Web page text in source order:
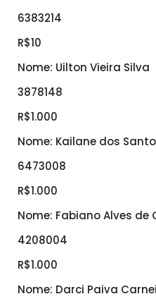
6383214
R$10
Nome: Uilton Vieira Silva
3878148
R$1.000
Nome: Kailane dos
6473008
R$1.000
Nome: Fabiano Alves de
4208004
R$1.000
Nome: Darci Paiva